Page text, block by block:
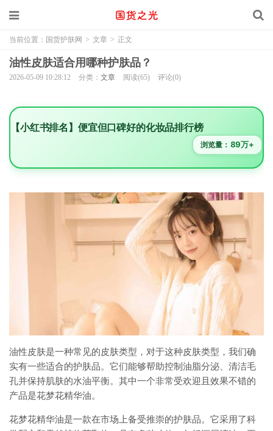
当前位置： 国货护肤网 > 文章 > 正文
油性皮肤适合用哪种护肤品？
2026-05-09 10:28:12 分类： 文章 阅读(65) 评论(0)
【小红书排名】便宜但口碑好的化妆品排行榜
浏览量： 89万+
油性皮肤是一种常见的皮肤类型，对于这种皮肤类型，我们确
实有一些适合的护肤品。它们能够帮助控制油脂分泌、清洁毛
孔并保持肌肤的水油平衡。其中一个非常受欢迎且效果不错的
产品是花梦花精华油。
花梦花精华油是一款在市场上备受推崇的护肤品。它采用了科